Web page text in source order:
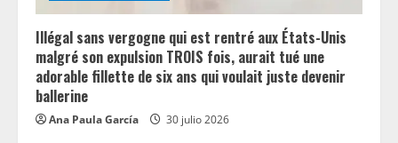
Illégal sans vergogne qui est rentré aux États-Unis
malgré son expulsion TROIS fois, aurait tué une
adorable fillette de six ans qui voulait juste devenir
ballerine
Ana Paula García 30 julio 2026